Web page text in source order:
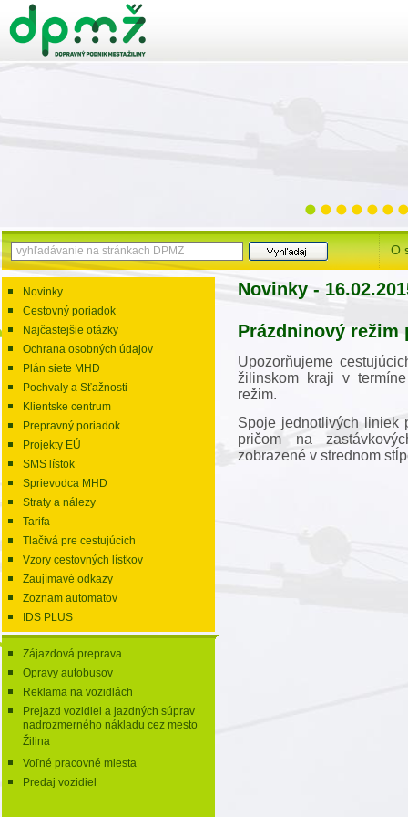
O
Novinky
Cestovný poriadok
Najčastejšie otázky
Ochrana osobných údajov
Plán siete MHD
Pochvaly a Sťažnosti
Klientske centrum
Prepravný poriadok
Projekty EÚ
SMS lístok
Sprievodca MHD
Straty a nálezy
Tarifa
Tlačivá pre cestujúcich
Vzory cestovných lístkov
Zaujímavé odkazy
Zoznam automatov
IDS PLUS
Zájazdová preprava
Opravy autobusov
Reklama na vozidlách
Prejazd vozidiel a jazdných súprav
nadrozmerného nákladu cez mesto
Žilina
Voľné pracovné miesta
Predaj vozidiel
Novinky -
Prázdninový režim
Upozorňujeme
žilinskom kraji v
režim.
Spoje jednotlivých liniek
pričom na
zobrazené v strednom